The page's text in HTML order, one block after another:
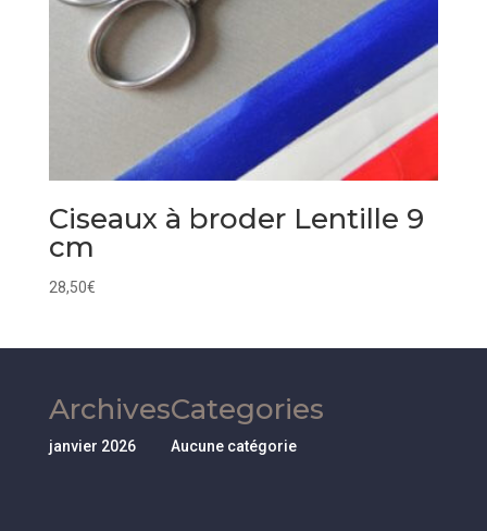
Ciseaux à broder Lentille 9
cm
28,50€
Archives
janvier 2026
Categories
Aucune catégorie